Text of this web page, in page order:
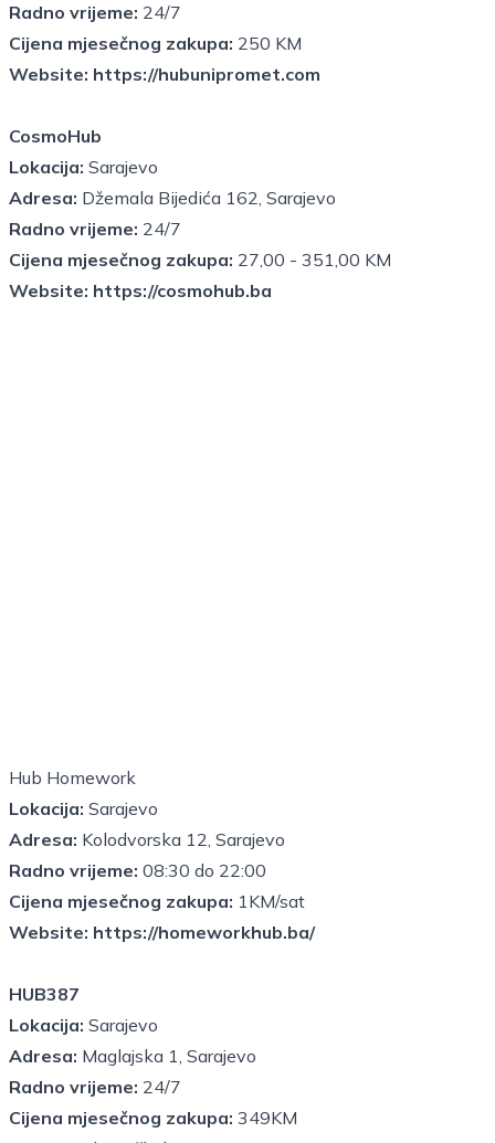
Radno vrijeme: 24/7
Cijena mjesečnog zakupa: 250 KM
Website: https://hubunipromet.com
CosmoHub
Lokacija: Sarajevo
Adresa: Džemala Bijedića 162, Sarajevo
Radno vrijeme: 24/7
Cijena mjesečnog zakupa: 27,00 - 351,00 KM
Website: https://cosmohub.ba
Hub Homework
Lokacija: Sarajevo
Adresa: Kolodvorska 12, Sarajevo
Radno vrijeme: 08:30 do 22:00
Cijena mjesečnog zakupa: 1KM/sat
Website: https://homeworkhub.ba/
HUB387
Lokacija: Sarajevo
Adresa: Maglajska 1, Sarajevo
Radno vrijeme: 24/7
Cijena mjesečnog zakupa: 349KM